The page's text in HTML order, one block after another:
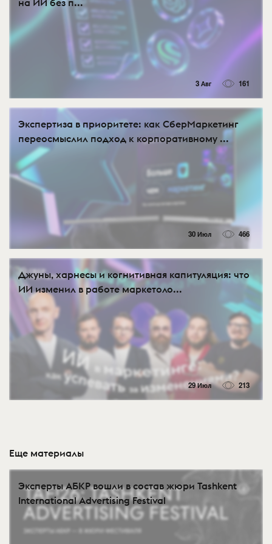
3 Авг 161
Экспертиза в приоритете: как СберМаркетинг
переосмыслил подход к корпоративному ...
30 Июл 466
Джуны, харнесы и когнитивная капитуляция: что
ИИ изменил в работе маркетоло...
29 Июл 213
Еще материалы
Эксперты АБКР вошли в состав жюри Tashkent
International Advertising Festival